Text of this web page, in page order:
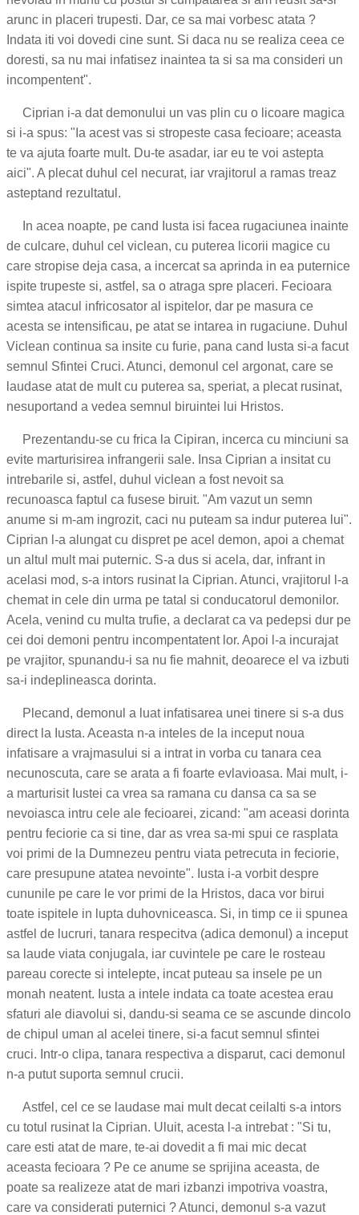
arunc in placeri trupesti. Dar, ce sa mai vorbesc atata ?
Indata iti voi dovedi cine sunt. Si daca nu se realiza ceea ce
doresti, sa nu mai infatisez inaintea ta si sa ma consideri un
incompentent".
Ciprian i-a dat demonului un vas plin cu o licoare magica
si i-a spus: "Ia acest vas si stropeste casa fecioare; aceasta
te va ajuta foarte mult. Du-te asadar, iar eu te voi astepta
aici". A plecat duhul cel necurat, iar vrajitorul a ramas treaz
asteptand rezultatul.
In acea noapte, pe cand Iusta isi facea rugaciunea inainte
de culcare, duhul cel viclean, cu puterea licorii magice cu
care stropise deja casa, a incercat sa aprinda in ea puternice
ispite trupeste si, astfel, sa o atraga spre placeri. Fecioara
simtea atacul infricosator al ispitelor, dar pe masura ce
acesta se intensificau, pe atat se intarea in rugaciune. Duhul
Viclean continua sa insite cu furie, pana cand Iusta si-a facut
semnul Sfintei Cruci. Atunci, demonul cel argonat, care se
laudase atat de mult cu puterea sa, speriat, a plecat rusinat,
nesuportand a vedea semnul biruintei lui Hristos.
Prezentandu-se cu frica la Cipiran, incerca cu minciuni sa
evite marturisirea infrangerii sale. Insa Ciprian a insitat cu
intrebarile si, astfel, duhul viclean a fost nevoit sa
recunoasca faptul ca fusese biruit. "Am vazut un semn
anume si m-am ingrozit, caci nu puteam sa indur puterea lui".
Ciprian l-a alungat cu dispret pe acel demon, apoi a chemat
un altul mult mai puternic. S-a dus si acela, dar, infrant in
acelasi mod, s-a intors rusinat la Ciprian. Atunci, vrajitorul l-a
chemat in cele din urma pe tatal si conducatorul demonilor.
Acela, venind cu multa trufie, a declarat ca va pedepsi dur pe
cei doi demoni pentru incompentatent lor. Apoi l-a incurajat
pe vrajitor, spunandu-i sa nu fie mahnit, deoarece el va izbuti
sa-i indeplineasca dorinta.
Plecand, demonul a luat infatisarea unei tinere si s-a dus
direct la Iusta. Aceasta n-a inteles de la inceput noua
infatisare a vrajmasului si a intrat in vorba cu tanara cea
necunoscuta, care se arata a fi foarte evlavioasa. Mai mult, i-
a marturisit Iustei ca vrea sa ramana cu dansa ca sa se
nevoiasca intru cele ale fecioarei, zicand: "am aceasi dorinta
pentru feciorie ca si tine, dar as vrea sa-mi spui ce rasplata
voi primi de la Dumnezeu pentru viata petrecuta in feciorie,
care presupune atatea nevointe". Iusta i-a vorbit despre
cununile pe care le vor primi de la Hristos, daca vor birui
toate ispitele in lupta duhovniceasca. Si, in timp ce ii spunea
astfel de lucruri, tanara respecitva (adica demonul) a inceput
sa laude viata conjugala, iar cuvintele pe care le rosteau
pareau corecte si intelepte, incat puteau sa insele pe un
monah neatent. Iusta a intele indata ca toate acestea erau
sfaturi ale diavolui si, dandu-si seama ce se ascunde dincolo
de chipul uman al acelei tinere, si-a facut semnul sfintei
cruci. Intr-o clipa, tanara respectiva a disparut, caci demonul
n-a putut suporta semnul crucii.
Astfel, cel ce se laudase mai mult decat ceilalti s-a intors
cu totul rusinat la Ciprian. Uluit, acesta l-a intrebat : "Si tu,
care esti atat de mare, te-ai dovedit a fi mai mic decat
aceasta fecioara ? Pe ce anume se sprijina aceasta, de
poate sa realizeze atat de mari izbanzi impotriva voastra,
care va considerati puternici ? Atunci, demonul s-a vazut